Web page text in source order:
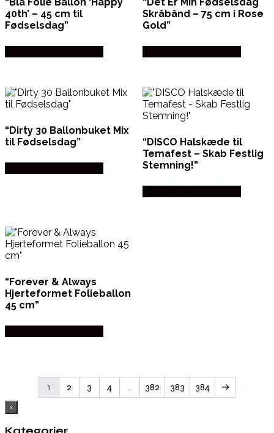
40th’ – 45 cm til
Fødselsdag”
Skråbånd – 75 cm i Rose
Gold”
“Dirty 30 Ballonbuket Mix
til Fødselsdag”
“DISCO Halskæde til
Temafest – Skab Festlig
Stemning!”
“Forever & Always
Hjerteformet Folieballon
45 cm”
1 2 3 4 … 382 383 384 →
×